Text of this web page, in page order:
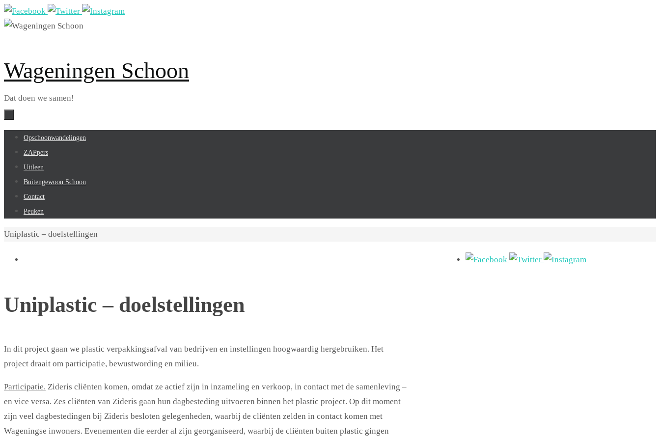
Ga
naar
Wageningen Schoon
Dat doen we samen!
naar
inhoud
Opschoonwandelingen
ZAPpers
Uitleen
Buitengewoon Schoon
Contact
Peuken
Home
Uniplastic – doelstellingen
Uniplastic – doelstellingen
In dit project gaan we plastic verpakkingsafval van bedrijven en instellingen hoogwaardig hergebruiken. Het
project draait om participatie, bewustwording en milieu.
Participatie. Zideris cliënten komen, omdat ze actief zijn in inzameling en verkoop, in contact met de samenleving –
en vice versa. Zes cliënten van Zideris gaan hun dagbesteding uitvoeren binnen het plastic project. Op dit moment
zijn veel dagbestedingen bij Zideris besloten gelegenheden, waarbij de cliënten zelden in contact komen met
Wageningse inwoners. Evenementen die eerder al zijn georganiseerd, waarbij de cliënten buiten plastic gingen